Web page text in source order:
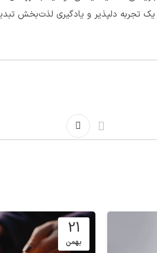
یک تجربه دلپذیر و یادگیری لذت‌بخش
21
بهمن